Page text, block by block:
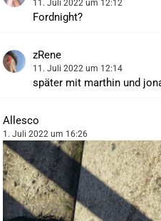
11. Juli 2022 um 12:12
Fordnight?
zRene
11. Juli 2022 um 12:14
später mit marthin und
Allesco
1. Juli 2022 um 16:26